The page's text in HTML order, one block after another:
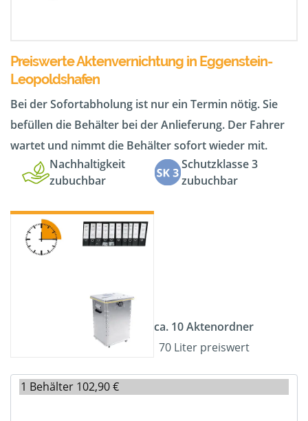
Preiswerte Aktenvernichtung in Eggenstein-
Leopoldshafen
Bei der Sofortabholung ist nur ein Termin nötig. Sie
befüllen die Behälter bei der Anlieferung. Der Fahrer
wartet und nimmt die Behälter sofort wieder mit.
Nachhaltigkeit
zubuchbar
Schutzklasse 3
zubuchbar
ca. 10 Aktenordner
70 Liter preiswert